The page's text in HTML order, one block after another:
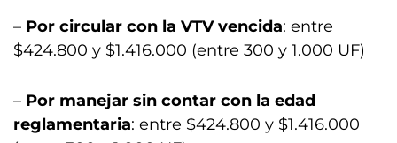
– Por circular con la VTV vencida: entre
$424.800 y $1.416.000 (entre 300 y 1.000 UF)
– Por manejar sin contar con la edad
reglamentaria: entre $424.800 y $1.416.000